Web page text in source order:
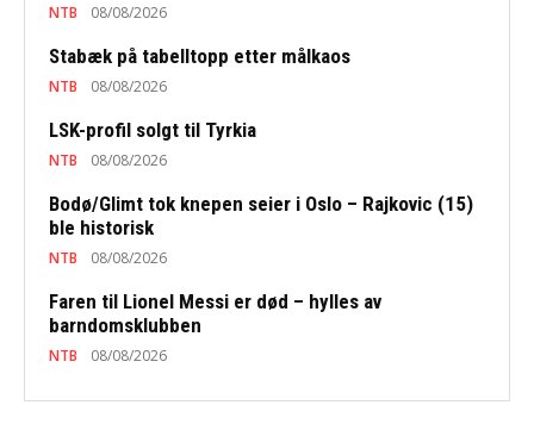
NTB 08/08/2026
Stabæk på tabelltopp etter målkaos
NTB 08/08/2026
LSK-profil solgt til Tyrkia
NTB 08/08/2026
Bodø/Glimt tok knepen seier i Oslo – Rajkovic (15)
ble historisk
NTB 08/08/2026
Faren til Lionel Messi er død – hylles av
barndomsklubben
NTB 08/08/2026